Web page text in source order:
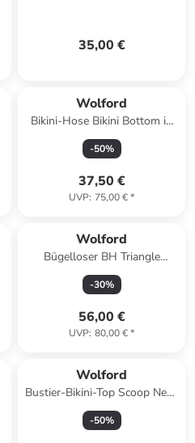
35,00 €
Wolford
Bikini-Hose Bikini Bottom in
Schwarz
-50%
37,50 €
UVP: 75,00 €*
Wolford
Bügelloser BH Triangle
Bralette in Schwarz
-30%
56,00 €
UVP: 80,00 €*
Wolford
Bustier-Bikini-Top Scoop Neck
Top in citron print
-50%